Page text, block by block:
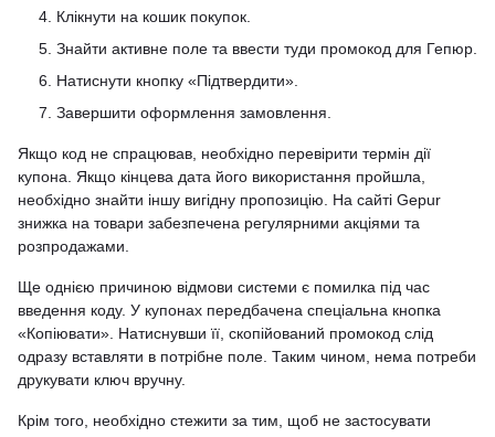
Клікнути на кошик покупок.
Знайти активне поле та ввести туди промокод для Гепюр.
Натиснути кнопку «Підтвердити».
Завершити оформлення замовлення.
Якщо код не спрацював, необхідно перевірити термін дії
купона. Якщо кінцева дата його використання пройшла,
необхідно знайти іншу вигідну пропозицію. На сайті Gepur
знижка на товари забезпечена регулярними акціями та
розпродажами.
Ще однією причиною відмови системи є помилка під час
введення коду. У купонах передбачена спеціальна кнопка
«Копіювати». Натиснувши її, скопійований промокод слід
одразу вставляти в потрібне поле. Таким чином, нема потреби
друкувати ключ вручну.
Крім того, необхідно стежити за тим, щоб не застосувати